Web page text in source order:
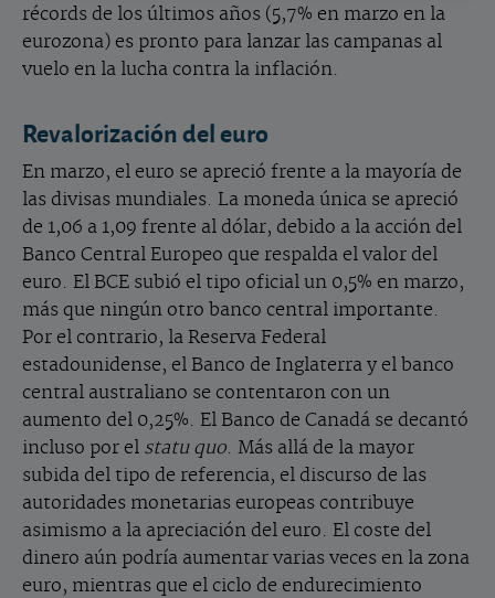
récords de los últimos años (5,7% en marzo en la
eurozona) es pronto para lanzar las campanas al
vuelo en la lucha contra la inflación.
Revalorización del euro
En marzo, el euro se apreció frente a la mayoría de
las divisas mundiales. La moneda única se apreció
de 1,06 a 1,09 frente al dólar, debido a la acción del
Banco Central Europeo que respalda el valor del
euro. El BCE subió el tipo oficial un 0,5% en marzo,
más que ningún otro banco central importante.
Por el contrario, la Reserva Federal
estadounidense, el Banco de Inglaterra y el banco
central australiano se contentaron con un
aumento del 0,25%. El Banco de Canadá se decantó
incluso por el statu quo. Más allá de la mayor
subida del tipo de referencia, el discurso de las
autoridades monetarias europeas contribuye
asimismo a la apreciación del euro. El coste del
dinero aún podría aumentar varias veces en la zona
euro, mientras que el ciclo de endurecimiento